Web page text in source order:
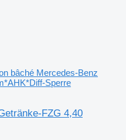
bâché Mercedes-Benz
Sperre
FZG 4,40